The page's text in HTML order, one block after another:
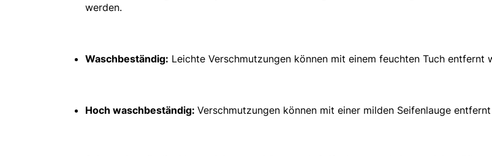
werden.
Waschbeständig: Leichte Verschmutzungen können mit einem feuchten Tuch entfernt
Hoch waschbeständig: Verschmutzungen können mit einer milden Seifenlauge